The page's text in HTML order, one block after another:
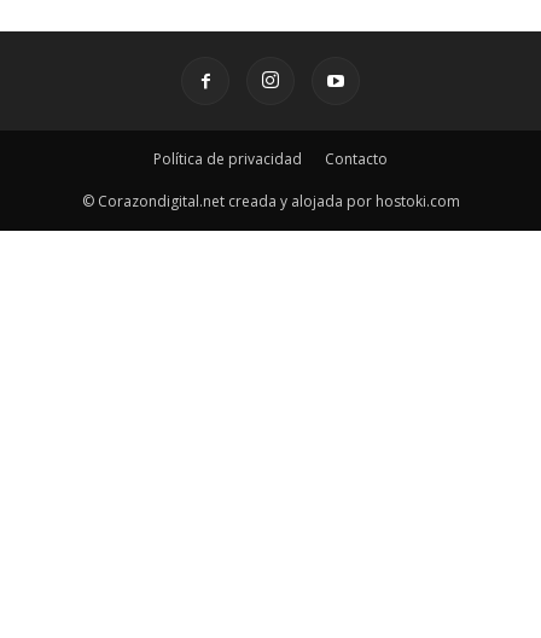
Política de privacidad Contacto
© Corazondigital.net creada y alojada por hostoki.com